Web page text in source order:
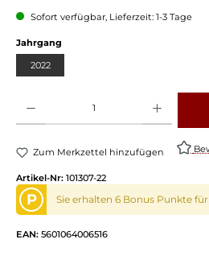
Sofort verfügbar, Lieferzeit: 1-3 Tage
Jahrgang
2022
Zum Merkzettel hinzufügen
Artikel-Nr: 101307-22
P Sie erhalten 6 Bonus Punkte
EAN: 5601064006516